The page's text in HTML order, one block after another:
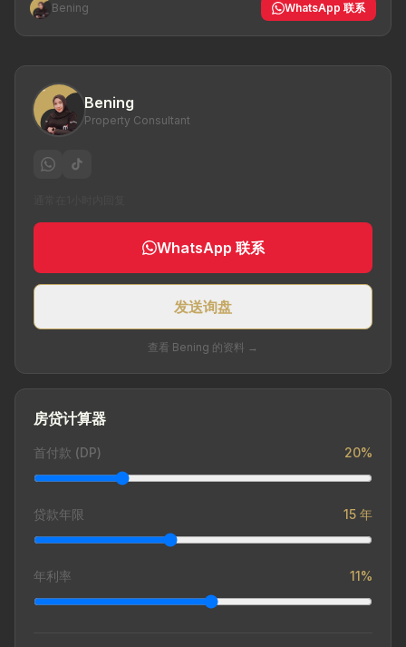
Bening WhatsApp 联系
Bening
Property Consultant
WhatsApp 联系
发送询盘
查看 Bening 的资料 →
房贷计算器
首付款 (DP) 20%
贷款年限 15 年
年利率 11%